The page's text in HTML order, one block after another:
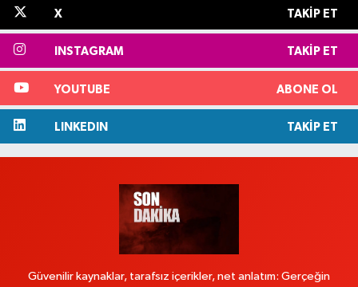
X TAKIP ET
INSTAGRAM TAKIP ET
YOUTUBE ABONE OL
LINKEDIN TAKIP ET
Güvenilir kaynaklar, tarafsız içerikler, net anlatım: Gerçeğin